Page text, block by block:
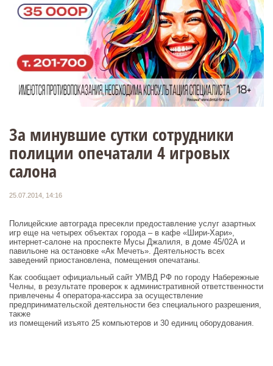
За минувшие сутки сотрудники
полиции опечатали 4 игровых
салона
25.07.2014, 14:16
Полицейские автограда пресекли предоставление услуг азартных
игр еще на четырех объектах города – в кафе «Шири-Хари»,
интернет-салоне на проспекте Мусы Джалиля, в доме 45/02А и
павильоне на остановке «Ак Мечеть». Деятельность всех
заведений приостановлена, помещения опечатаны.
Как сообщает официальный сайт УМВД РФ по городу Набережные
Челны, в результате проверок к административной ответственности
привлечены 4 оператора-кассира за осуществление
предпринимательской деятельности без специального разрешения,
также
из помещений изъято 25 компьютеров и 30 единиц оборудования.